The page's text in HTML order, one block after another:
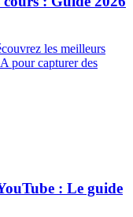
les meilleurs
pour capturer des
: Le guide